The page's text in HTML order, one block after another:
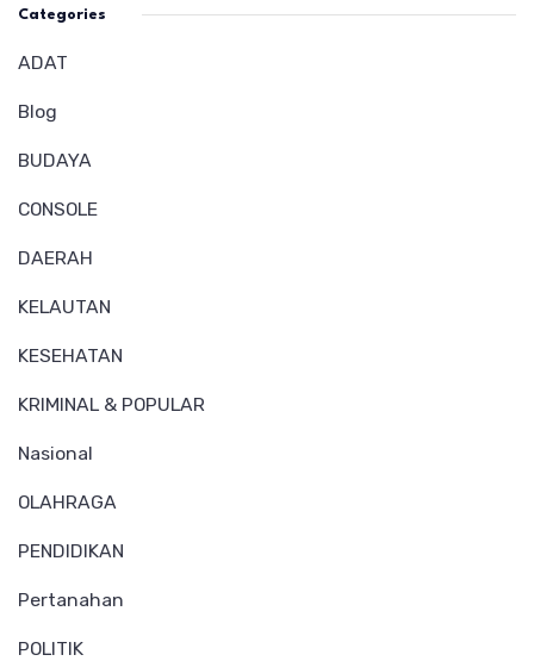
Categories
ADAT
Blog
BUDAYA
CONSOLE
DAERAH
KELAUTAN
KESEHATAN
KRIMINAL & POPULAR
Nasional
OLAHRAGA
PENDIDIKAN
Pertanahan
POLITIK